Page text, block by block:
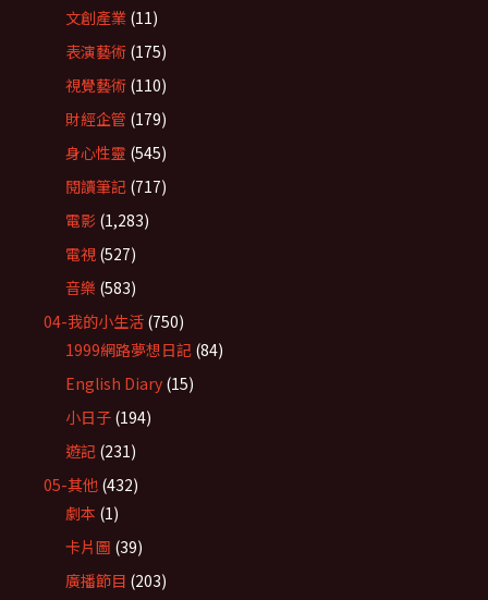
文創產業 (11)
表演藝術 (175)
視覺藝術 (110)
財經企管 (179)
身心性靈 (545)
閱讀筆記 (717)
電影 (1,283)
電視 (527)
音樂 (583)
04-我的小生活 (750)
1999網路夢想日記 (84)
English Diary (15)
小日子 (194)
遊記 (231)
05-其他 (432)
劇本 (1)
卡片圖 (39)
廣播節目 (203)